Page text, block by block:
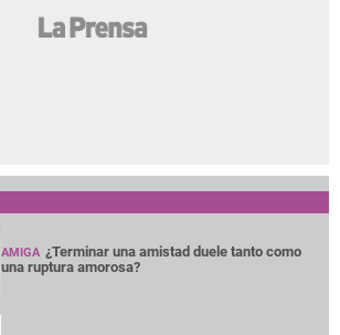
AMIGA ¿Terminar una amistad duele tanto como
una ruptura amorosa?